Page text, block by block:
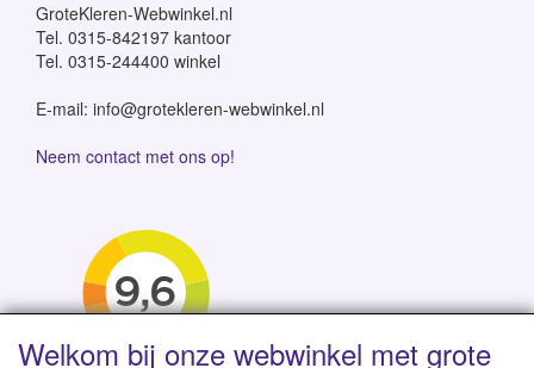
GroteKleren-Webwinkel.nl
Tel. 0315-842197 kantoor
Tel. 0315-244400 winkel
E-mail: info@grotekleren-webwinkel.nl
Neem contact met ons op!
Welkom bij onze webwinkel met grote